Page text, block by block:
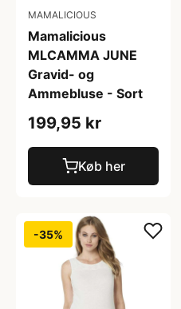
MAMALICIOUS
Mamalicious
MLCAMMA JUNE
Gravid- og
Ammebluse - Sort
199,95 kr
Køb her
-35%